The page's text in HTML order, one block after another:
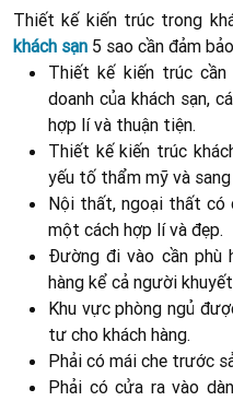
Thiết kế kiến trúc trong
khách sạn 5 sao cần đảm
Thiết kế kiến trúc
doanh của khách sạn,
hợp lí và thuận tiện.
Thiết kế kiến trúc
yếu tố thẩm mỹ và
Nội thất, ngoại thất
một cách hợp lí và đẹp.
Đường đi vào cần
hàng kể cả người
Khu vực phòng ngủ
tư cho khách hàng.
Phải có mái che trước
Phải có cửa ra vào